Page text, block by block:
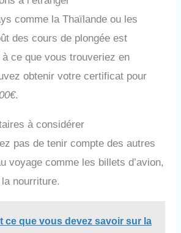
comme la Thaïlande ou les
des cours de plongée est
ce que vous trouveriez en
obtenir votre certificat pour
.
à considérer
pas de tenir compte des autres
voyage comme les billets d’avion,
la nourriture.
ce que vous devez savoir sur la